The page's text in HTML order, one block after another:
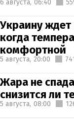
6 августа, 06:40
Украину
когда
комфортной
5 августа, 20:00
Жара не
снизится ли
5 августа, 08:00